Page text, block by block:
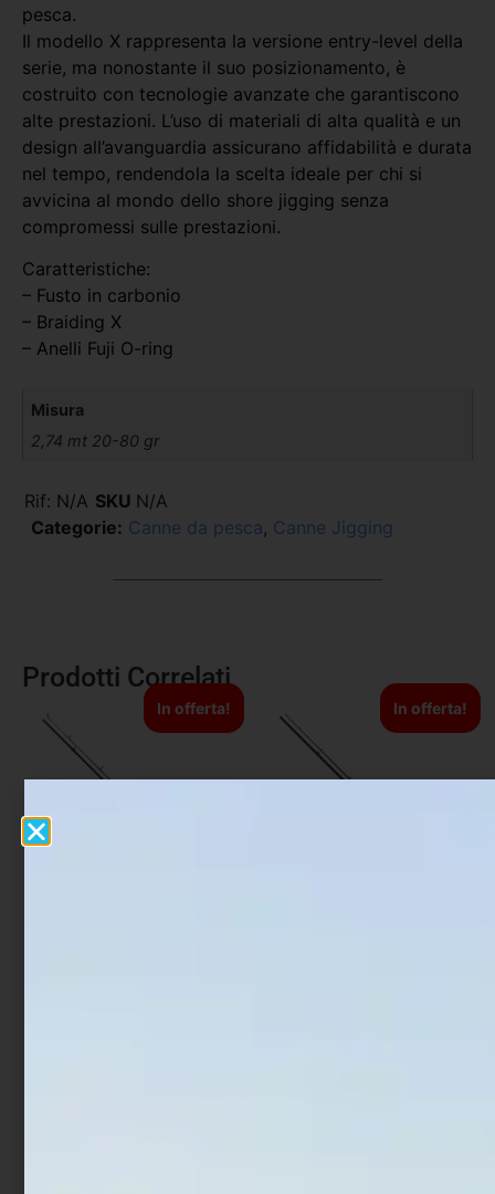
pesca.
Il modello X rappresenta la versione entry-level della
serie, ma nonostante il suo posizionamento, è
costruito con tecnologie avanzate che garantiscono
alte prestazioni. L’uso di materiali di alta qualità e un
design all’avanguardia assicurano affidabilità e durata
nel tempo, rendendola la scelta ideale per chi si
avvicina al mondo dello shore jigging senza
compromessi sulle prestazioni.
Caratteristiche:
– Fusto in carbonio
– Braiding X
– Anelli Fuji O-ring
Misura
2,74 mt 20-80 gr
Rif: N/A SKU N/A
Categorie: Canne da pesca, Canne Jigging
Prodotti Correlati
In offerta! In offerta!